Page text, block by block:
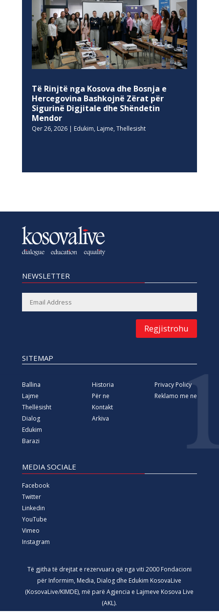
Të Rinjtë nga Kosova dhe Bosnja e
Hercegovina Bashkojnë Zërat për
Sigurinë Digjitale dhe Shëndetin
Mendor
Qer 26, 2026| Edukim, Lajme, Thellesisht
NEWSLETTER
Regjistrohu
SITEMAP
Ballina
Lajme
Thellësisht
Dialog
Edukim
Barazi
Historia
Për ne
Kontakt
Arkiva
Privacy Policy
Reklamo me ne
MEDIA SOCIALE
Facebook
Twitter
Linkedin
YouTube
Vimeo
Instagram
Të gjitha të drejtat e rezervuara që nga viti 2000 Fondacioni
për Informim, Media, Dialog dhe Edukim KosovaLive
(KosovaLive/KIMDE), më parë Agjencia e Lajmeve Kosova Live
(AKL).